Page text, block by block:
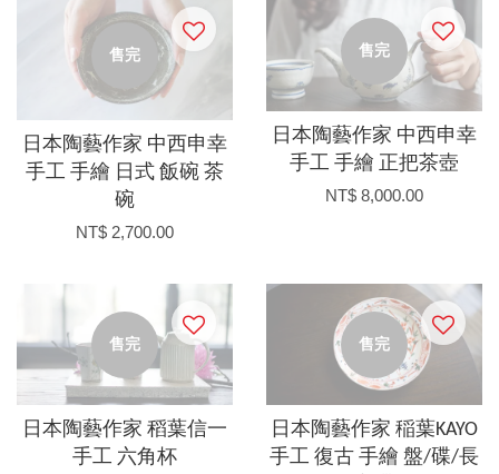
售完
日本陶藝作家 中西申幸
手工 手繪 日式 飯碗 茶
碗
NT$ 2,700.00
售完
日本陶藝作家 中西申幸
手工 手繪 正把茶壺
NT$ 8,000.00
售完
日本陶藝作家 稻葉信一
手工 六角杯
售完
日本陶藝作家 稲葉KAYO
手工 復古 手繪 盤/碟/長